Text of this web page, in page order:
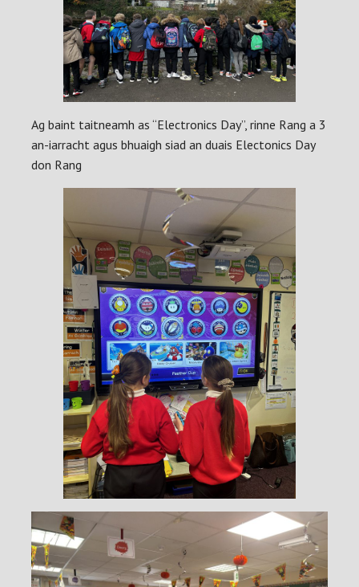
Ag baint taitneamh as “Electronics Day”, rinne Rang a 3
an-iarracht agus bhuaigh siad an duais Electonics Day
don Rang